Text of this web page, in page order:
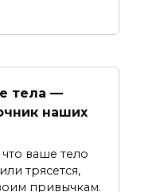
тела —
наших
ваше тело
трясется,
привычкам.